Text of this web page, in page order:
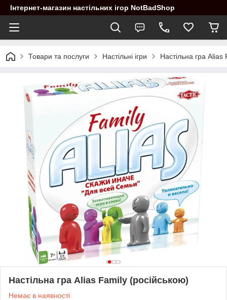
Інтернет-магазин настільних ігор NotBadShop
Товари та послуги Настільні ігри Настільна гра
Настільна гра Alias Family (російською)
Немає в наявності